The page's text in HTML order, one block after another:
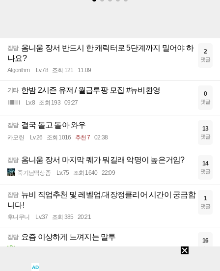
잡담 옴니움 장서 반드시 한 캐릭터로 5단계까지 밀어야 하
나요?
Algorithm Lv.78 조회 121 11:09
2
댓글
기타 한밤 2시즌 유저 / 월급루팡 모집 #뉴비환영
Iillllllili Lv.8 조회 193 09:27
0
댓글
잡담 결국 돌고 돌아 와우
카모린 Lv.26 조회 1016 추천 7 02:38
13
댓글
잡담 옴니움 장서 마지막 퀘가 뭐길래 악명이 높은거임?
죽기님떡상좀 Lv.75 조회 1640 22:09
14
댓글
잡담 뉴비 직업추천 및 레벨업,대장정클리어 시간이 궁금합
니다!
후니무니 Lv.37 조회 385 20:21
1
댓글
잡담 요즘 이상하게 느껴지는 말투 16
AD